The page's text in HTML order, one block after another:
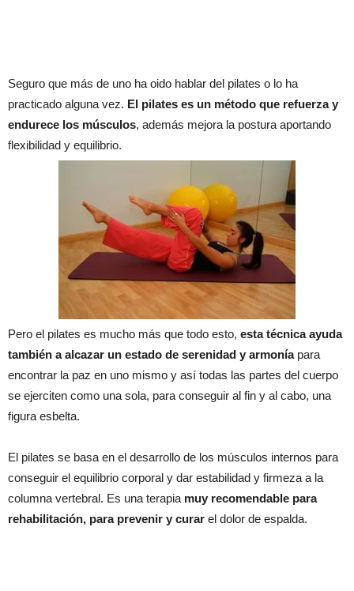
Seguro que más de uno ha oido hablar del pilates o lo ha
practicado alguna vez. El pilates es un método que refuerza y
endurece los músculos, además mejora la postura aportando
flexibilidad y equilibrio.
Pero el pilates es mucho más que todo esto, esta técnica ayuda
también a alcazar un estado de serenidad y armoníapara
encontrar la paz en uno mismo y así todas las partes del cuerpo
se ejerciten como una sola, para conseguir al fin y al cabo, una
figura esbelta.
El pilates se basa en el desarrollo de los músculos internos para
conseguir el equilibrio corporal y dar estabilidad y firmeza a la
columna vertebral. Es una terapia muy recomendable para
rehabilitación, para prevenir y curar el dolor de espalda.